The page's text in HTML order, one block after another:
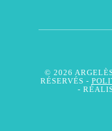
© 2026
RÉSERVÉS -
-